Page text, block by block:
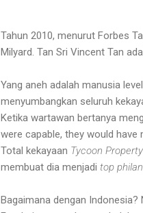
Tahun 2010, menurut Forbes
Milyard. Tan Sri Vincent Tan
Yang aneh adalah manusia
menyumbangkan seluruh
Ketika wartawan bertanya
were capable, they would have
Total kekayaan Tycoon Property
membuat dia menjadi top
Bagaimana dengan Indonesia?